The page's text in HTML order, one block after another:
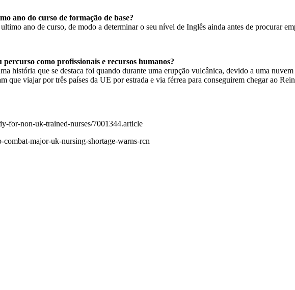
ano do curso de formação de base?
ano de curso, de modo a determinar o seu nível de Inglês ainda antes de procurar
como profissionais e recursos humanos?
história que se destaca foi quando durante uma erupção vulcânica, devido a uma
que viajar por três países da UE por estrada e via férrea para conseguirem chegar ao
for-non-uk-trained-nurses/7001344.article
major-uk-nursing-shortage-warns-rcn